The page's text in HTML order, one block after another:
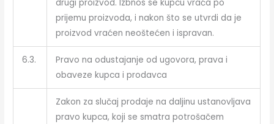
drugi proizvod. Izbnos se kupcu vraća po
prijemu proizvoda, i nakon što se utvrdi da je
proizvod vraćen neoštećen i ispravan.
6.3.
Pravo na odustajanje od ugovora, prava i
obaveze kupca i prodavca
Zakon za slučaj prodaje na daljinu ustanovljava
pravo kupca, koji se smatra potrošačem